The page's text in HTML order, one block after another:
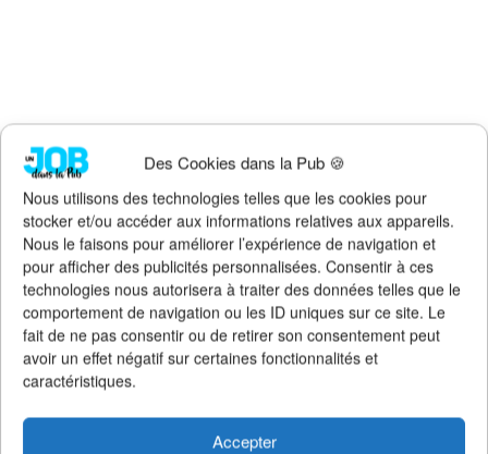
Des Cookies dans la Pub 🍪
Nous utilisons des technologies telles que les cookies pour
stocker et/ou accéder aux informations relatives aux appareils.
Nous le faisons pour améliorer l’expérience de navigation et
pour afficher des publicités personnalisées. Consentir à ces
technologies nous autorisera à traiter des données telles que le
comportement de navigation ou les ID uniques sur ce site. Le
fait de ne pas consentir ou de retirer son consentement peut
avoir un effet négatif sur certaines fonctionnalités et
caractéristiques.
Accepter
Faites un don !
Pour qu'Un Job dans la Pubcontinue d'exister, de s'améliorer et
de rester 100% gratuit + illimité,soutenez le site via Tipeee
Suivez l'actualité de l'emploi dans la
communication sur :
>Notre groupe LinkedIn(+14K membres)
>Notre (nouvelle) page LinkedIn(+4K followers)
>Notre page Facebook (+5K fans)
>Notre newsletter emploi(+3K abonnés)
>Notre compte Twitter